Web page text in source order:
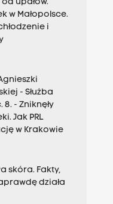
upałów.
w Małopolsce.
i
- Służba
- Zniknęły
Jak PRL
w Krakowie
skóra. Fakty,
działa